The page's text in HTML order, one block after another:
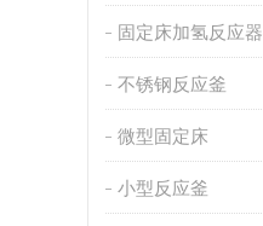
固定床加氢反应器
不锈钢反应釜
微型固定床
小型反应釜